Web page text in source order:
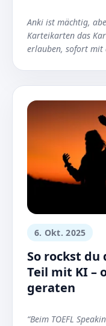
Anki ist mächtig,
Karteikarten das
erlauben, sofort mit
6. Okt. 2025
So rockst du
Teil mit KI –
geraten
“Beim TOEFL